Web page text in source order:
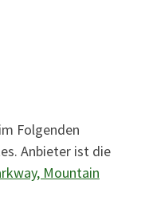
Folgenden
Anbieter ist die
Mountain